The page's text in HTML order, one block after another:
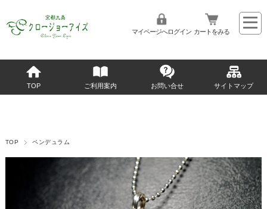
マイページへログイン カートをみる
TOP ご利用案内 お問い合せ サイトマップ
TOP ペンデュラム